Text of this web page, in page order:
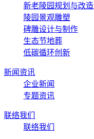
新老陵园规划与改造
陵园景观雕塑
碑雕设计与制作
生态节地葬
低碳循环创新
新闻资讯
企业新闻
专题资讯
联络我们
联络我们